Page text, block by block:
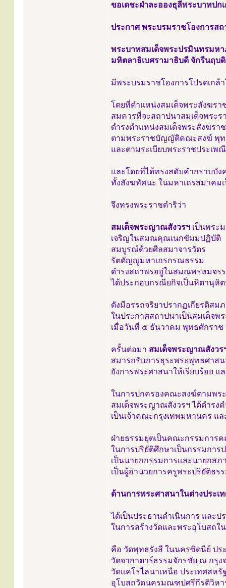
ขอเดชะฝ่าละอองธุลีพระบาทปก
ประกาศ พระบรมราชโองการส
พระบาทสมเด็จพระปรมินทรมห
มหิตลาธิเบศรามาธิบดี จักรีนฤ
มีพระบรมราชโองการโปรดเกล้
โดยที่ตำแหน่งสมเด็จพระสังฆร
สมควรที่จะสถาปนาสมเด็จพระ
ดำรงตำแหน่งสมเด็จพระสังฆรา
ตามพระราชบัญญัติคณะสงฆ์ พุ
และตามระเบียบพระราชประเ
และโดยที่ได้ทรงสดับคำกราบบั
ทั้งสังฆทัศนะ ในมหาเถรสมาคม
จึงทรงพระราชดำริว่า
สมเด็จพระญาณสังวรฯ เป็นพระ
เจริญในสมณคุณเนกขัมมปฏิบัติ
สมบูรณ์ด้วยศีลสมาจารวัตร
รัตตัญญูมหาเถรกรณธรรม
ดำรงสถาพรอยู่ในสมณพรหมจร
ได้ประกอบกรณียกิจเป็นหิตานุหิ
ดังมีอรรถจริยาปรากฏเกียรติสม
ในประกาศสถาปนาเป็นสมเด็จ
เมื่อวันที่ ๕ ธันวาคม พุทธศักรา
ครั้นต่อมา สมเด็จพระญาณสังวร
สมารถรับภารธุระพระพุทธศาส
ยังการพระศาสนาให้เรียบร้อย แ
ในการปกครองคณะสงฆ์ตามพ
สมเด็จพระญาณสังวรฯ ได้ดำรง
เป็นเจ้าคณะกรุงเทพมหานคร แ
ฝ่ายธรรมยุตเป็นคณะกรรมการ
ในการปริยัติศึกษาเป็นกรรมกา
เป็นนายกกรรมการและนายกส
เป็นผู้อำนวยการครูพระปริยัติธ
ด้านการพระศาสนาในต่างประเ
ได้เป็นประธานดำเนินการ และ
ในการสร้างวัดและพระอุโบสถใ
คือ วัดพุทธรังสี ในนครซิดนีย์ ประ
วัดจากาตาร์ธรรมจักรชัย ณ กรุง
วัดแคโรไลนาเหนือ ประเทศสหรั
อุโบสถวัดนครมณฑปศรีกีรติวิหา